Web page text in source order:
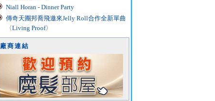
Niall Horan - Dinner Party
傳奇天團邦喬飛邀來Jelly Roll合作全新單曲
〈Living Proof〉
廠商連結